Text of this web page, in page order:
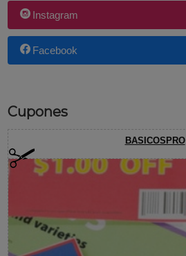
Instagram
Facebook
Cupones
BASICOSPRO